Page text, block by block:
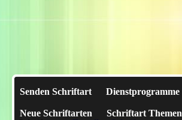
Senden Schriftart Dienstprogramme
Neue Schriftarten Schriftart Themen